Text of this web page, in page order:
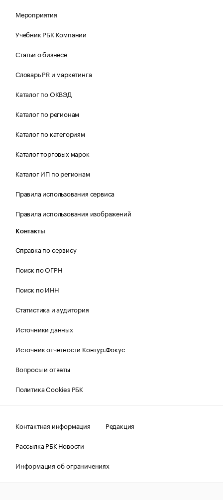
Мероприятия
Учебник РБК Компании
Статьи о бизнесе
Словарь PR и маркетинга
Каталог по ОКВЭД
Каталог по регионам
Каталог по категориям
Каталог торговых марок
Каталог ИП по регионам
Правила использования сервиса
Правила использования изображений
Контакты
Справка по сервису
Поиск по ОГРН
Поиск по ИНН
Статистика и аудитория
Источники данных
Источник отчетности Контур.Фокус
Вопросы и ответы
Политика Cookies РБК
Контактная информация
Редакция
Рассылка РБК Новости
Информация об ограничениях
Правовая информация
О соблюдении авторских прав